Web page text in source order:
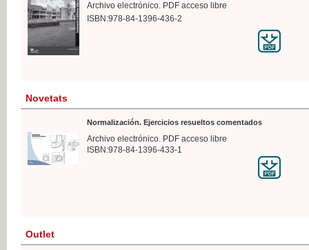
Archivo electrónico. PDF acceso libre
ISBN:978-84-1396-436-2
Novetats
Normalización. Ejercicios resueltos comentados
Archivo electrónico. PDF acceso libre
ISBN:978-84-1396-433-1
Outlet